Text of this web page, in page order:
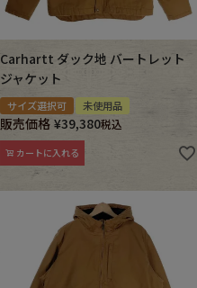
Carhartt ダック地 バートレット
ジャケット
サイズ選択可 未使用品
販売価格 ¥39,380税込
カートに入れる